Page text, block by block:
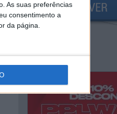
As suas preferências
consentimento a
da página.